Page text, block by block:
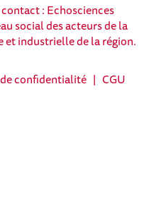
: Echosciences
social des acteurs de la
industrielle de la région.
confidentialité | CGU